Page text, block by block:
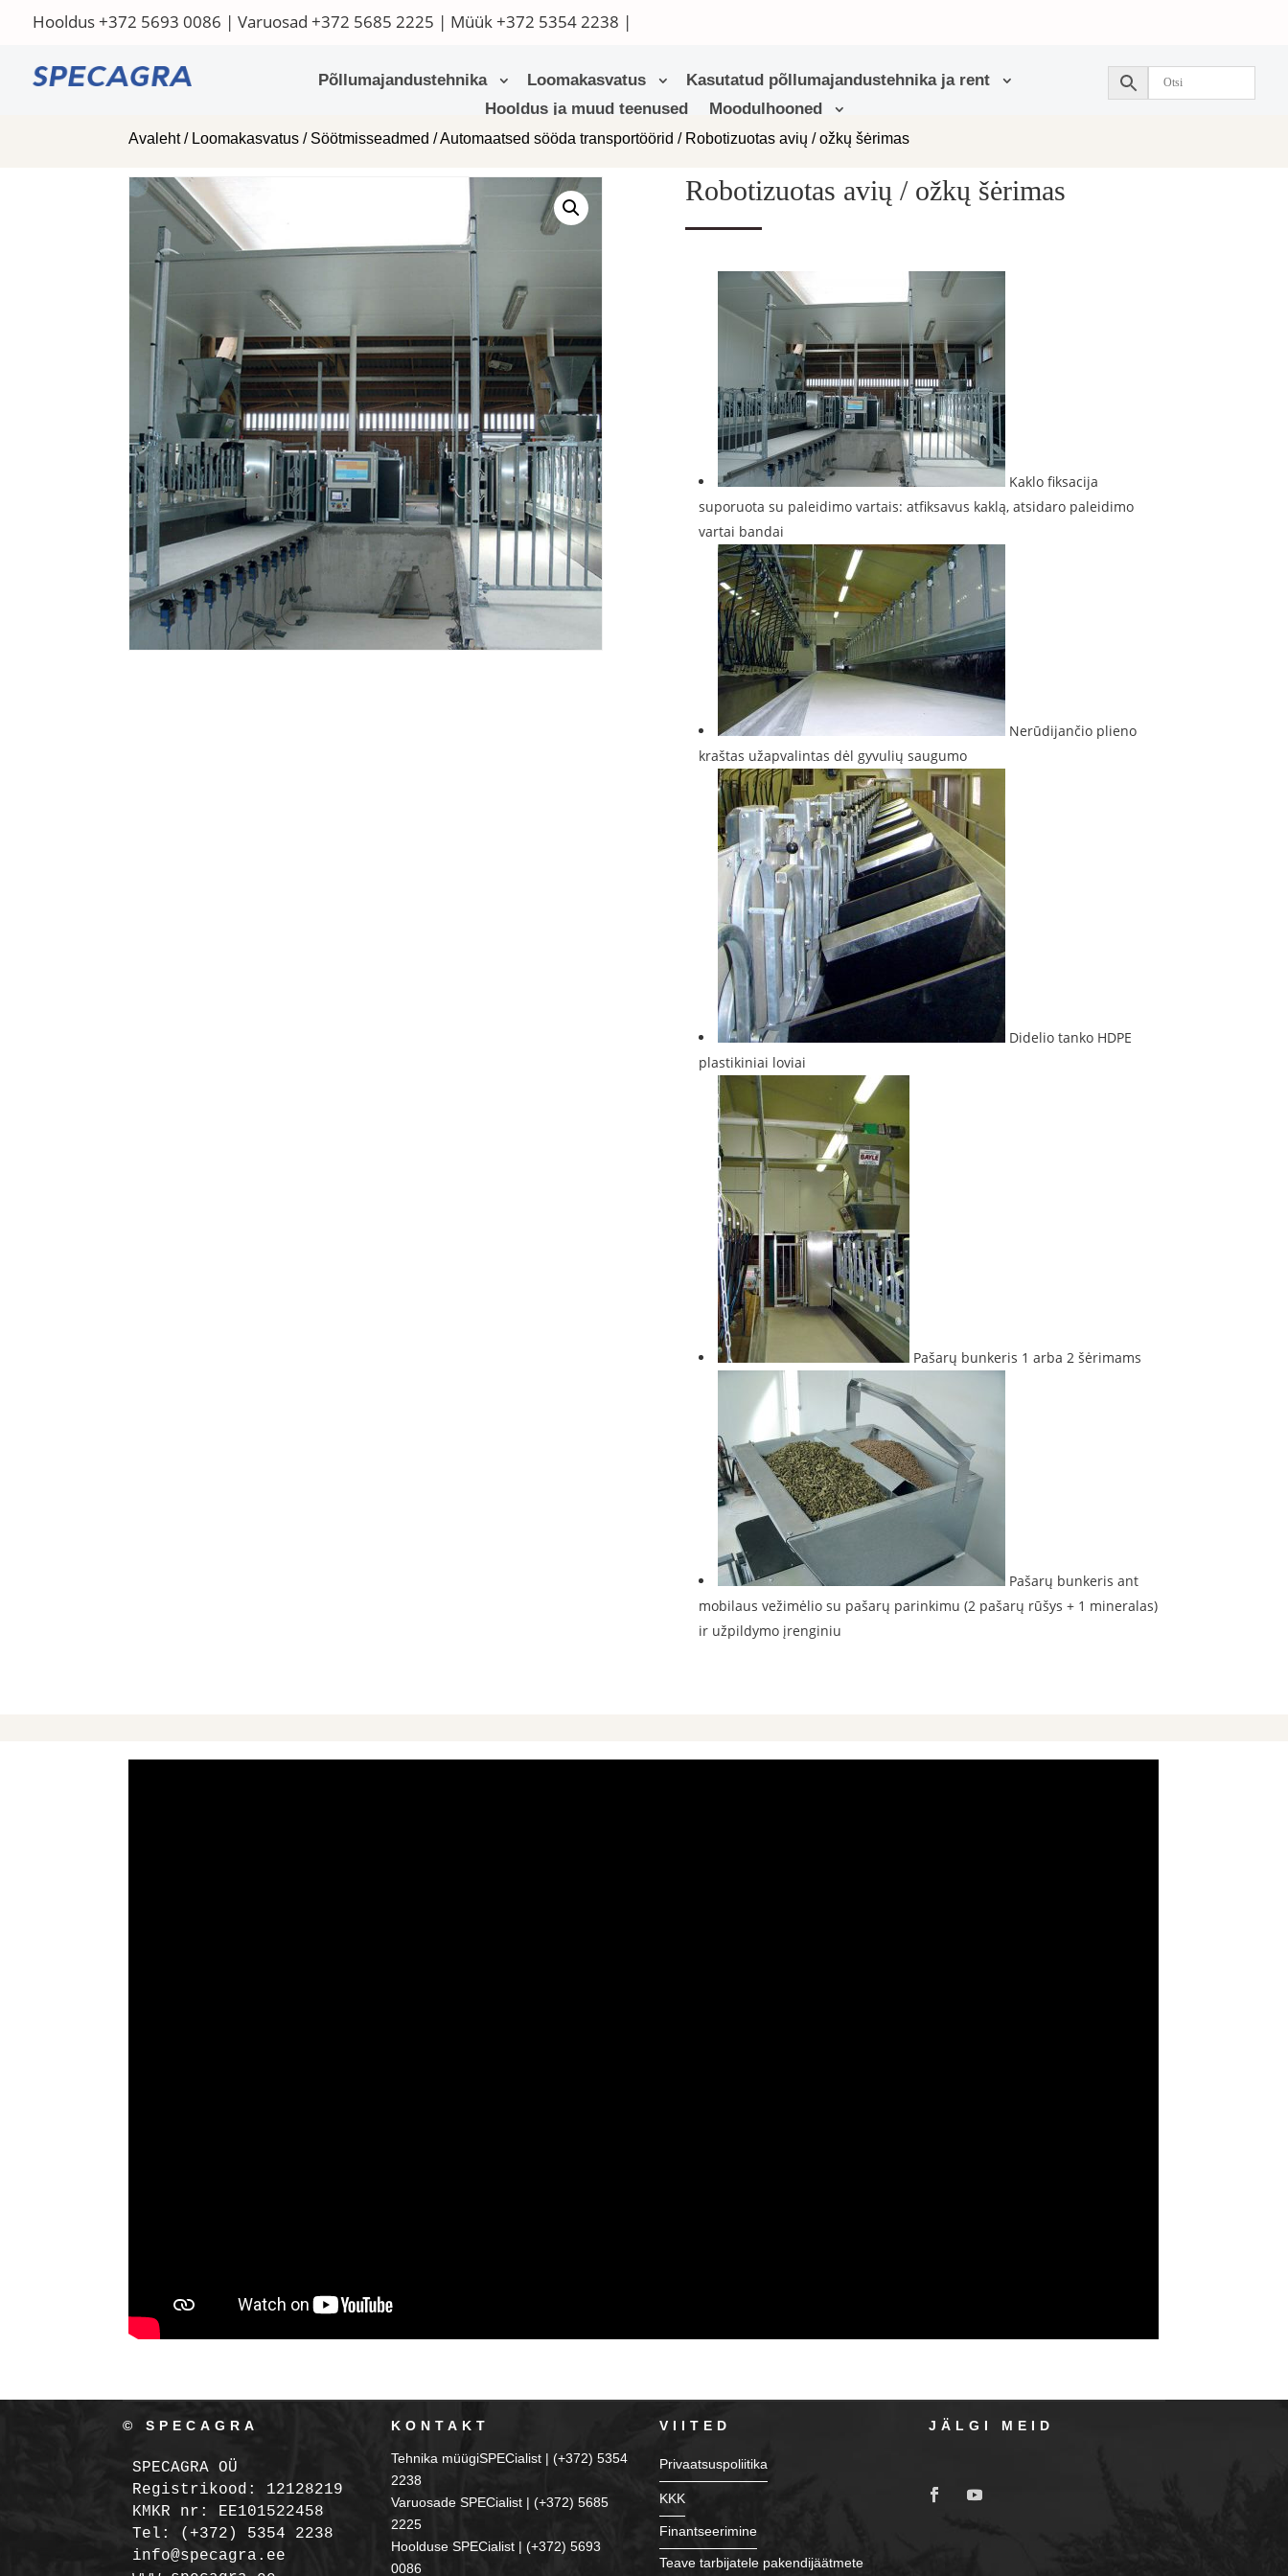
Hooldus+372 5693 0086 | Varuosad +372 5685 2225 | Müük+372 5354 2238 |
Põllumajandustehnika Loomakasvatus
Kasutatud põllumajandustehnika ja rent
Hooldus ja muud teenused
Moodulhooned
Avaleht/ Loomakasvatus / Söötmisseadmed /Automaatsed sööda transportöörid / Robotizuotas avių / ožkų šėrimas
Robotizuotas avių / ožkų šėrimas
Kaklo fiksacija
suporuota su paleidimo vartais: atfiksavus kaklą, atsidaro paleidimo
vartai bandai
Nerūdijančio plieno
kraštas užapvalintas dėl gyvulių saugumo
Didelio tanko HDPE
plastikiniai loviai
Pašarų bunkeris 1 arba 2 šėrimams
Pašarų bunkeris ant
mobilaus vežimėlio su pašarų parinkimu (2 pašarų rūšys + 1 mineralas)
ir užpildymo įrenginiu
© SPECAGRA
SPECAGRA OÜ
Registrikood: 12128219
KMKR nr: EE101522458
Tel: (+372) 5354 2238
info@specagra.ee
KONTAKT
Tehnika müügiSPECialist | (+372) 5354
2238
Varuosade SPECialist | (+372) 5685
2225
Hoolduse SPECialist | (+372) 5693
0086
VIITED
Privaatsuspoliitika
KKK
Finantseerimine
Teave tarbijatele pakendijäätmete
JÄLGI MEID